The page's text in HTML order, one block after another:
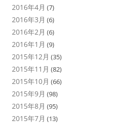
2016年4月 (7)
2016年3月 (6)
2016年2月 (6)
2016年1月 (9)
2015年12月 (35)
2015年11月 (82)
2015年10月 (66)
2015年9月 (98)
2015年8月 (95)
2015年7月 (13)